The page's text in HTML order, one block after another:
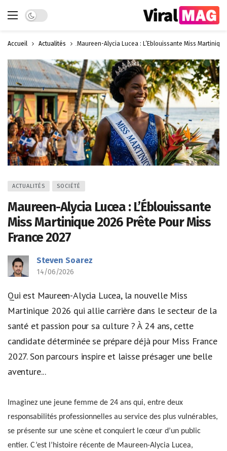
Dark mode
Accueil Actualités Maureen-Alycia Lucea : L’Éblouissante Miss
ACTUALITÉS SOCIÉTÉ
Maureen-Alycia Lucea : L’Éblouissante
Miss Martinique 2026 Prête Pour Miss
France 2027
Steven Soarez
14/06/2026
Qui est Maureen-Alycia Lucea, la nouvelle Miss
Martinique 2026 qui allie carrière dans le secteur de la
santé et passion pour sa culture ? À 24 ans, cette
candidate déterminée se prépare déjà pour Miss France
2027. Son parcours inspire et laisse présager une belle
aventure...
Imaginez une jeune femme de 24 ans qui, entre deux
responsabilités professionnelles au service des plus vulnérables,
se présente sur une scène et conquiert le cœur d’un public
entier. C’est l’histoire récente de Maureen-Alycia Lucea,